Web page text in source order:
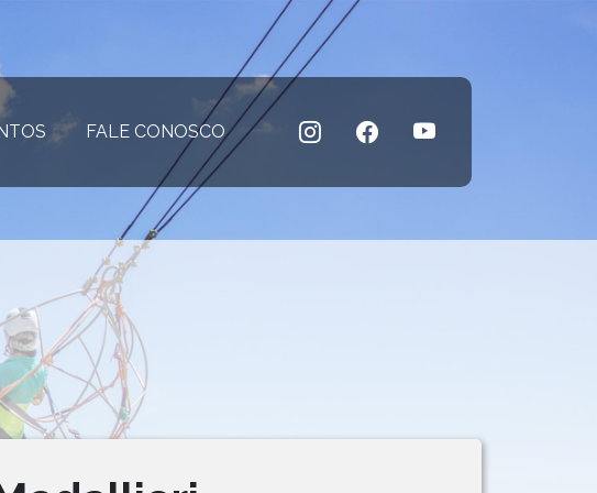
(página atual)
FALE CONOSCO(página atual)